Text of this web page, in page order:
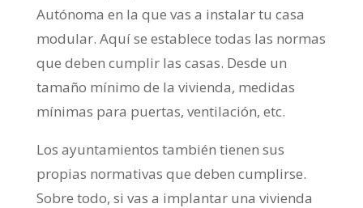
Autónoma en la que vas a instalar tu casa
modular. Aquí se establece todas las normas
que deben cumplir las casas. Desde un
tamaño mínimo de la vivienda, medidas
mínimas para puertas, ventilación, etc.
Los ayuntamientos también tienen sus
propias normativas que deben cumplirse.
Sobre todo, si vas a implantar una vivienda